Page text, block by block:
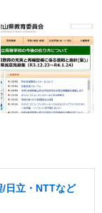
日立・NTTなど